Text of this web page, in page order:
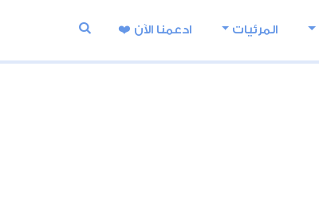
المرئيات ادعمنا اﻵن ❤️